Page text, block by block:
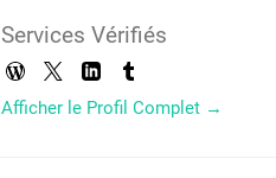
Services Vérifiés
Afficher le Profil Complet →